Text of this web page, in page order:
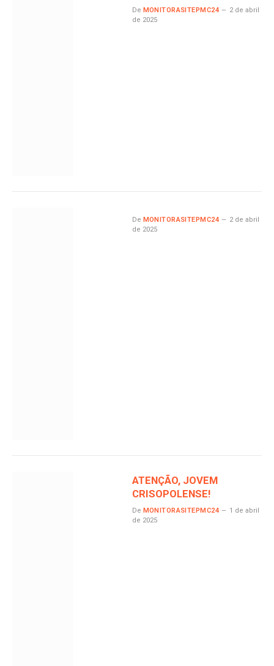
De MONITORASITEPMC24
2 de abril
de 2025
De MONITORASITEPMC24
2 de abril
de 2025
ATENÇÃO, JOVEM
CRISOPOLENSE!
De MONITORASITEPMC24
1 de abril
de 2025